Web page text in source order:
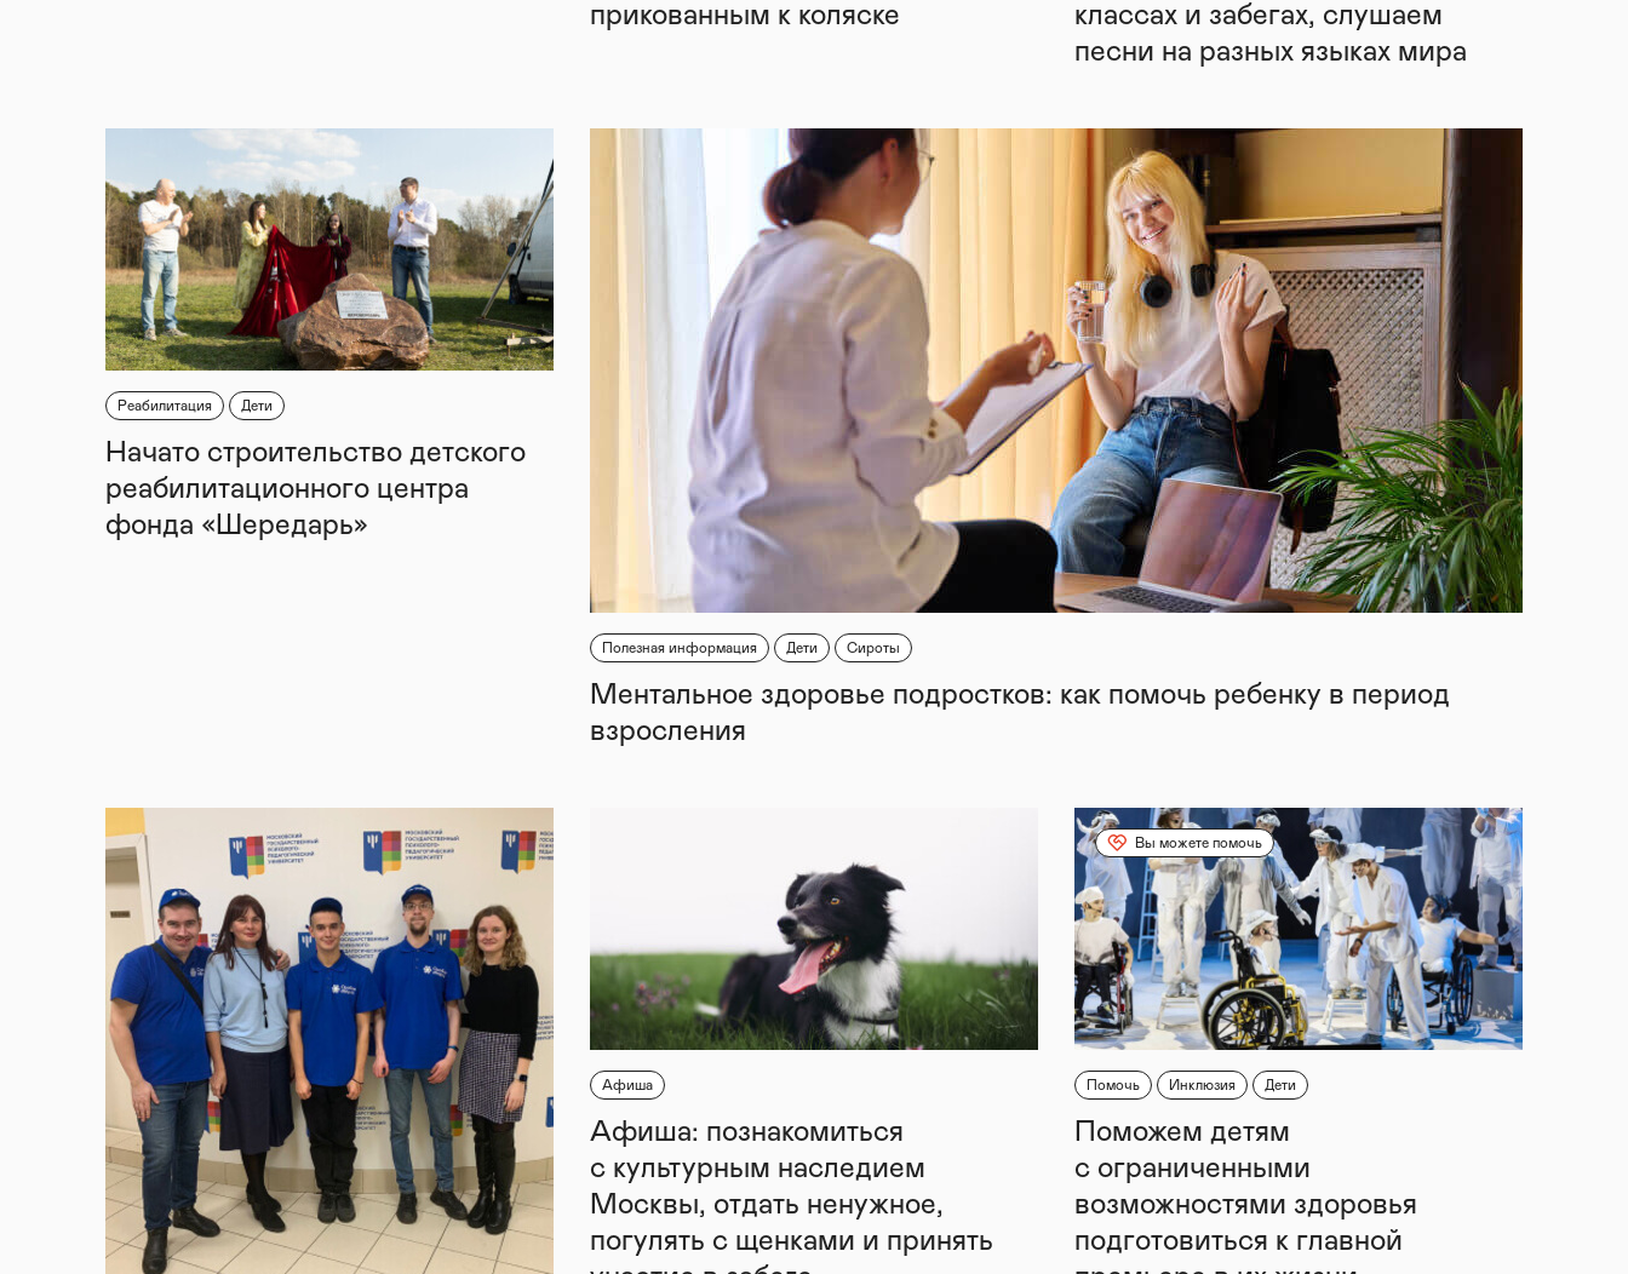
прикованным к коляске
классах и забегах, слушаем
песни на разных языках мира
Реабилитация Дети
Начато строительство детского
реабилитационного центра
фонда «Шередарь»
Полезная информация Дети Сироты
Ментальное здоровье подростков: как помочь ребенку в период
взросления
Афиша
Афиша: познакомиться
с культурным наследием
Москвы, отдать ненужное,
погулять с щенками и принять
Вы можете помочь
Помочь Инклюзия Дети
Поможем детям
с ограниченными
возможностями здоровья
подготовиться к главной